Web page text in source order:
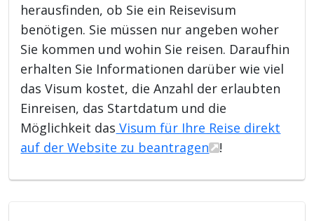
herausfinden, ob Sie ein Reisevisum
benötigen. Sie müssen nur angeben woher
Sie kommen und wohin Sie reisen. Daraufhin
erhalten Sie Informationen darüber wie viel
das Visum kostet, die Anzahl der erlaubten
Einreisen, das Startdatum und die
Möglichkeit das Visum für Ihre Reise direkt
auf der Website zu beantragen
!